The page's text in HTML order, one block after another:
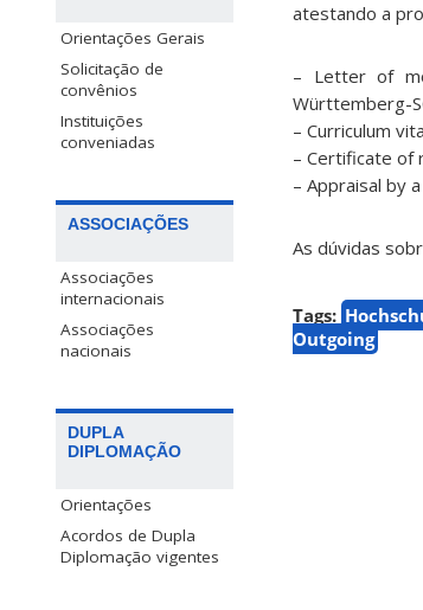
Orientações Gerais
Solicitação de
convênios
Instituições
conveniadas
ASSOCIAÇÕES
Associações
internacionais
Associações
nacionais
DUPLA
DIPLOMAÇÃO
Orientações
Acordos de Dupla
Diplomação vigentes
atestando a
– Letter of
Württemberg-
– Curriculum
– Certificate of
– Appraisal by
As dúvidas
Tags:
Outgoing